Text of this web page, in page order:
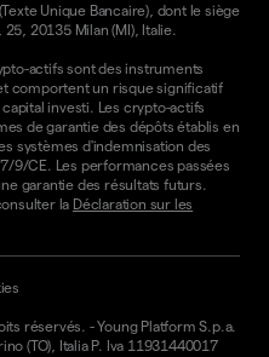
Unique Bancaire), dont le siège
20135 Milan (MI), Italie.
actifs sont des instruments
comportent un risque significatif
investi. Les crypto-actifs
de garantie des dépôts établis en
systèmes d'indemnisation des
9/CE. Les performances passées
garantie des résultats futurs.
la Déclaration sur les
réservés. -Young Platform S.p.a.
(TO), Italia P. Iva 11931440017